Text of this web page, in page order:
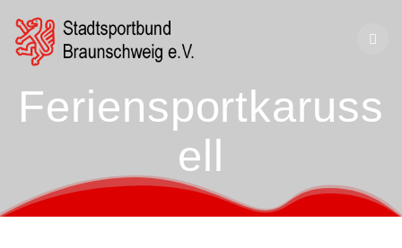
Feriensportkaruss
ell